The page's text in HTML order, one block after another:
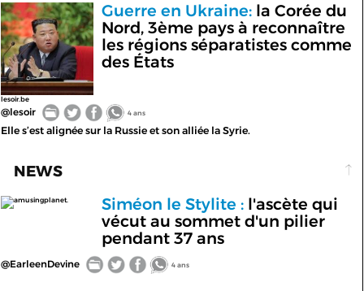
lesoir.be
Guerre en Ukraine:la Corée du
Nord, 3ème pays à reconnaître
les régions séparatistes comme
des États
@lesoir 4 ans
Elle s’est alignée sur la Russie et son alliée la Syrie.
NEWS
amusingplanet. Siméon le Stylite :l'ascète qui
vécut au sommet d'un pilier
pendant 37 ans
@EarleenDevine 4 ans